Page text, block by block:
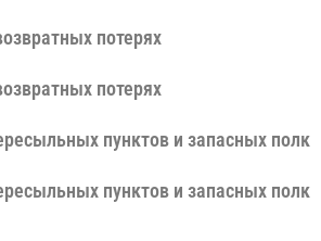
потерях
потерях
пунктов и запасных
пунктов и запасных